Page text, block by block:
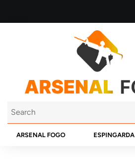
ARSENAL FOGO ESPINGARDA